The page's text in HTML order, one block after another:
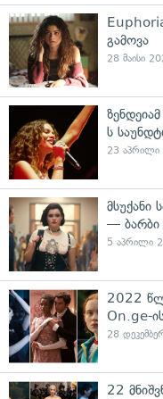
გამოვა
28 მაისი
ს
23
მსუქანი
— ბარბი
5 აპრილი
2022
On.ge-
28
22